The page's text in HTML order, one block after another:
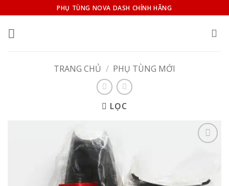
qua
nội
PHỤ TÙNG NOVA DASH CHÍNH HÃNG
TRANG CHỦ / PHỤ TÙNG MỚI
LỌC